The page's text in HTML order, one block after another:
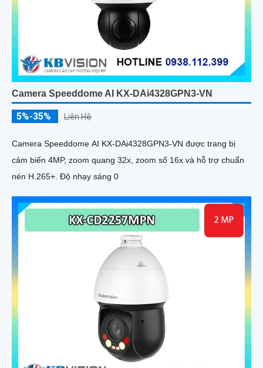
Camera Speeddome AI KX-DAi4328GPN3-VN
5%-35% Liên Hệ
Camera Speeddome AI KX-DAi4328GPN3-VN được trang bị
cảm biến 4MP, zoom quang 32x, zoom số 16x và hỗ trợ chuẩn
nén H.265+. Độ nhạy sáng 0